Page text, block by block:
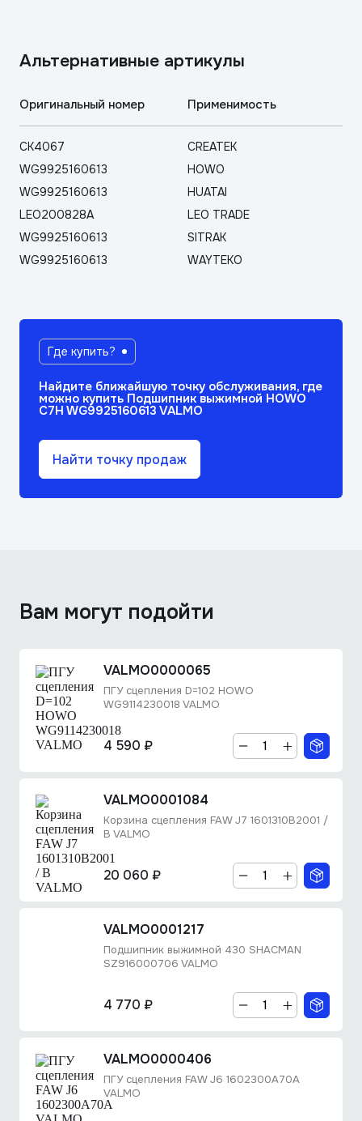
Aльтернативные артикулы
Оригинальный номер Применимость
CK4067
CREATEK
WG9925160613
HOWO
WG9925160613
HUATAI
LEO200828A
LEO TRADE
WG9925160613
SITRAK
WG9925160613
WAYTEKO
Где купить?
Найдите ближайшую точку обслуживания, где
можно купить Подшипник выжимной HOWO
C7H WG9925160613 VALMO
Найти точку продаж
Вам могут подойти
VALMO0000065
ПГУ сцепления D=102 HOWO
WG9114230018 VALMO
4 590 ₽
VALMO0001084
Корзина сцепления FAW J7 1601310B2001 /
B VALMO
20 060 ₽
VALMO0001217
Подшипник выжимной 430 SHACMAN
SZ916000706 VALMO
4 770 ₽
VALMO0000406
ПГУ сцепления FAW J6 1602300A70A
VALMO